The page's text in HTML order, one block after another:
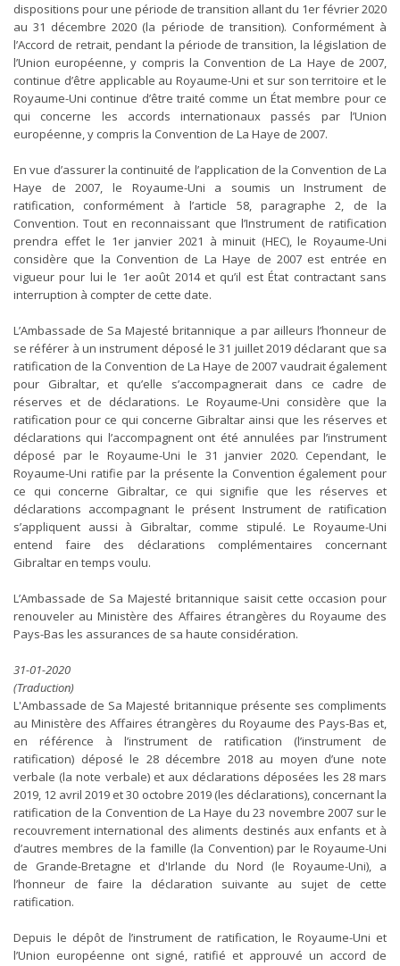
dispositions pour une période de transition allant du 1er février 2020
au 31 décembre 2020 (la période de transition). Conformément à
l’Accord de retrait, pendant la période de transition, la législation de
l’Union européenne, y compris la Convention de La Haye de 2007,
continue d’être applicable au Royaume-Uni et sur son territoire et le
Royaume-Uni continue d’être traité comme un État membre pour ce
qui concerne les accords internationaux passés par l’Union
européenne, y compris la Convention de La Haye de 2007.
En vue d’assurer la continuité de l’application de la Convention de La
Haye de 2007, le Royaume-Uni a soumis un Instrument de
ratification, conformément à l’article 58, paragraphe 2, de la
Convention. Tout en reconnaissant que l’Instrument de ratification
prendra effet le 1er janvier 2021 à minuit (HEC), le Royaume-Uni
considère que la Convention de La Haye de 2007 est entrée en
vigueur pour lui le 1er août 2014 et qu’il est État contractant sans
interruption à compter de cette date.
L’Ambassade de Sa Majesté britannique a par ailleurs l’honneur de
se référer à un instrument déposé le 31 juillet 2019 déclarant que sa
ratification de la Convention de La Haye de 2007 vaudrait également
pour Gibraltar, et qu’elle s’accompagnerait dans ce cadre de
réserves et de déclarations. Le Royaume-Uni considère que la
ratification pour ce qui concerne Gibraltar ainsi que les réserves et
déclarations qui l’accompagnent ont été annulées par l’instrument
déposé par le Royaume-Uni le 31 janvier 2020. Cependant, le
Royaume-Uni ratifie par la présente la Convention également pour
ce qui concerne Gibraltar, ce qui signifie que les réserves et
déclarations accompagnant le présent Instrument de ratification
s’appliquent aussi à Gibraltar, comme stipulé. Le Royaume-Uni
entend faire des déclarations complémentaires concernant
Gibraltar en temps voulu.
L’Ambassade de Sa Majesté britannique saisit cette occasion pour
renouveler au Ministère des Affaires étrangères du Royaume des
Pays-Bas les assurances de sa haute considération.
31-01-2020
(Traduction)
L'Ambassade de Sa Majesté britannique présente ses compliments
au Ministère des Affaires étrangères du Royaume des Pays-Bas et,
en référence à l’instrument de ratification (l’instrument de
ratification) déposé le 28 décembre 2018 au moyen d’une note
verbale (la note verbale) et aux déclarations déposées les 28 mars
2019, 12 avril 2019 et 30 octobre 2019 (les déclarations), concernant la
ratification de la Convention de La Haye du 23 novembre 2007 sur le
recouvrement international des aliments destinés aux enfants et à
d’autres membres de la famille (la Convention) par le Royaume-Uni
de Grande-Bretagne et d'Irlande du Nord (le Royaume-Uni), a
l’honneur de faire la déclaration suivante au sujet de cette
ratification.
Depuis le dépôt de l’instrument de ratification, le Royaume-Uni et
l’Union européenne ont signé, ratifié et approuvé un accord de